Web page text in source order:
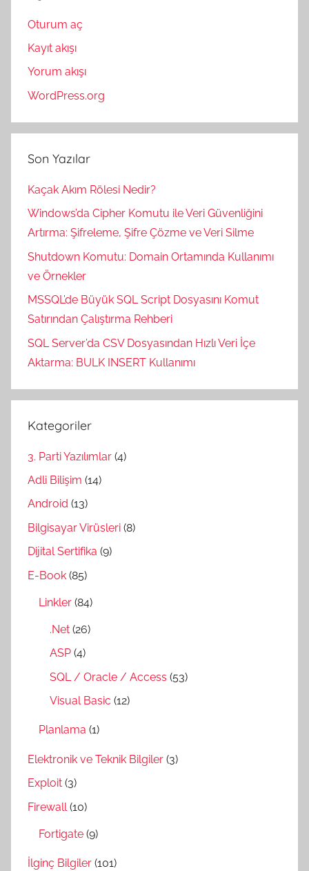
Oturum aç
Kayıt akışı
Yorum akışı
WordPress.org
Son Yazılar
Kaçak Akım Rölesi Nedir?
Windows’da Cipher Komutu ile Veri Güvenliğini
Artırma: Şifreleme, Şifre Çözme ve Veri Silme
Shutdown Komutu: Domain Ortamında Kullanımı
ve Örnekler
MSSQL’de Büyük SQL Script Dosyasını Komut
Satırından Çalıştırma Rehberi
SQL Server’da CSV Dosyasından Hızlı Veri İçe
Aktarma: BULK INSERT Kullanımı
Kategoriler
3. Parti Yazılımlar (4)
Adli Bilişim (14)
Android (13)
Bilgisayar Virüsleri (8)
Dijital Sertifika (9)
E-Book (85)
Linkler (84)
.Net (26)
ASP (4)
SQL / Oracle / Access (53)
Visual Basic (12)
Planlama (1)
Elektronik ve Teknik Bilgiler (3)
Exploit (3)
Firewall (10)
Fortigate (9)
İlginç Bilgiler (101)